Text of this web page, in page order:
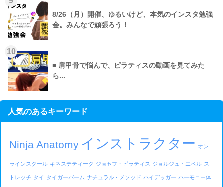
8/26（月）開催、ゆるいけど、本気のインスタ勉強
会。みんなで頑張ろう！
10
■ 肩甲骨で悩んで、ピラティスの動画を見てみた
ら...
人気のあるキーワード
Ninja Anatomy インストラクター オン
ラインスクール キネステティーク ジョセフ・ピラティス ジョルジュ・エベル ス
トレッチ タイ タイガーバーム ナチュラル・メソッド ハイデッガー ハーモニー体